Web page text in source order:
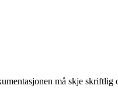
må skje